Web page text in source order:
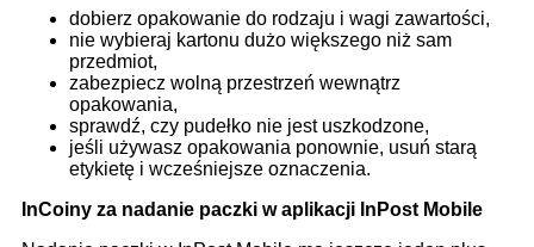
dobierz opakowanie do rodzaju i wagi zawartości,
nie wybieraj kartonu dużo większego niż sam
przedmiot,
zabezpiecz wolną przestrzeń wewnątrz
opakowania,
sprawdź, czy pudełko nie jest uszkodzone,
jeśli używasz opakowania ponownie, usuń starą
etykietę i wcześniejsze oznaczenia.
InCoiny za nadanie paczki w aplikacji InPost Mobile